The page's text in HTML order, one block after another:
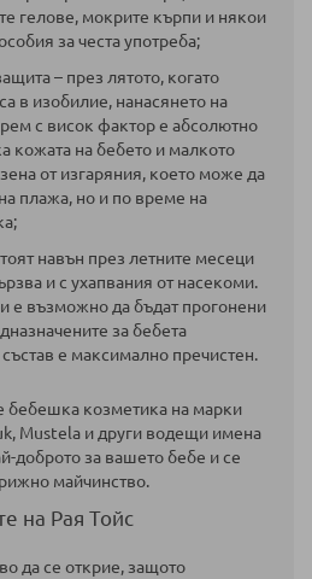
гелове, мокрите кърпи и някои
за честа употреба;
– през лятото, когато
в изобилие, нанасянето на
с висок фактор е абсолютно
кожата на бебето и малкото
от изгаряния, което може да
плажа, но и по време на
навън през летните месеци
и с ухапвания от насекоми.
е възможно да бъдат прогонени
за бебета
е максимално пречистен.
бебешка козметика на марки
Mustela и други водещи имена
доброто за вашето бебе и се
майчинство.
на Рая Тойс
да се открие, защото